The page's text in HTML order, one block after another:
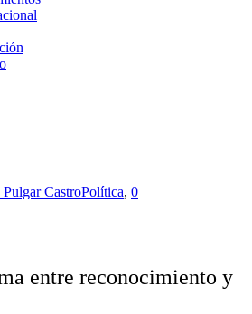
CastroPolítica, 0
entre reconocimiento y